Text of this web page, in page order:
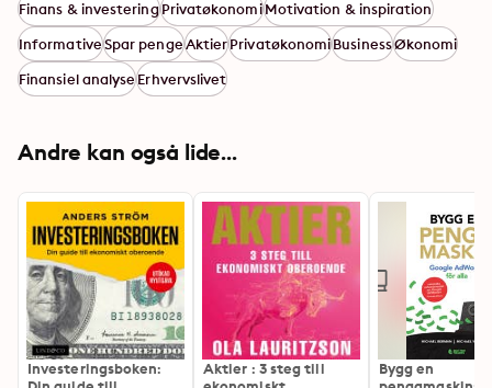
Finans & investeringPrivatøkonomiMotivation & inspiration
InformativeSpar pengeAktierPrivatøkonomiBusinessØkonomi
Finansiel analyseErhvervslivet
Andre kan også lide...
Investeringsboken:
Aktier : 3 steg till
Bygg en